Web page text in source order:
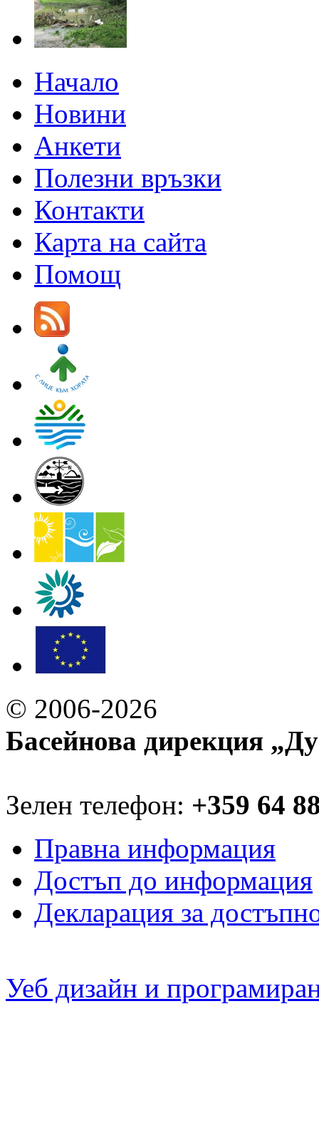
Начало
Новини
Анкети
Полезни връзки
Контакти
Карта на сайта
Помощ
© 2006-2026
Басейнова дирекция
Зелен телефон: +359 64
Правна информация
Достъп до информация
Декларация за
Уеб дизайн и